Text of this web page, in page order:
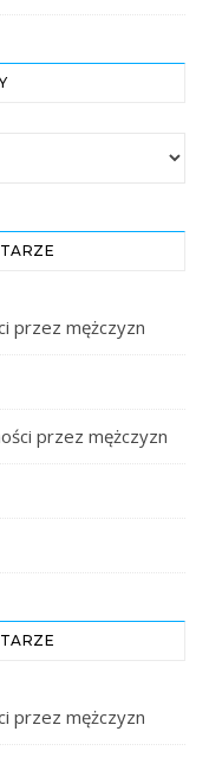
przez mężczyzn
przez mężczyzn
przez mężczyzn